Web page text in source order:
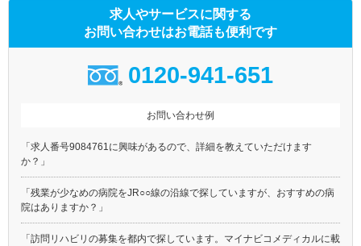
求人やサービスに関する
お問い合わせはお電話も便利です
0120-941-651
お問い合わせ例
「求人番号9084761に興味があるので、詳細を教えていただけます
か？」
「残業が少なめの病院をJR○○線の沿線で探していますが、おすすめの病
院はありますか？」
「訪問リハビリの募集を都内で探しています。マイナビコメディカルに載